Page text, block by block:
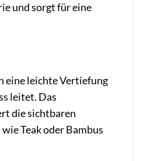
und sorgt für eine
eine leichte Vertiefung
leitet. Das
die sichtbaren
Teak oder Bambus